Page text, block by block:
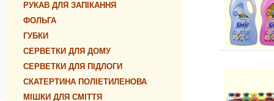
РУКАВ ДЛЯ ЗАПІКАННЯ
ФОЛЬГА
ГУБКИ
СЕРВЕТКИ ДЛЯ ДОМУ
СЕРВЕТКИ ДЛЯ ПІДЛОГИ
СКАТЕРТИНА ПОЛІЕТИЛЕНОВА
МІШКИ ДЛЯ СМІТТЯ